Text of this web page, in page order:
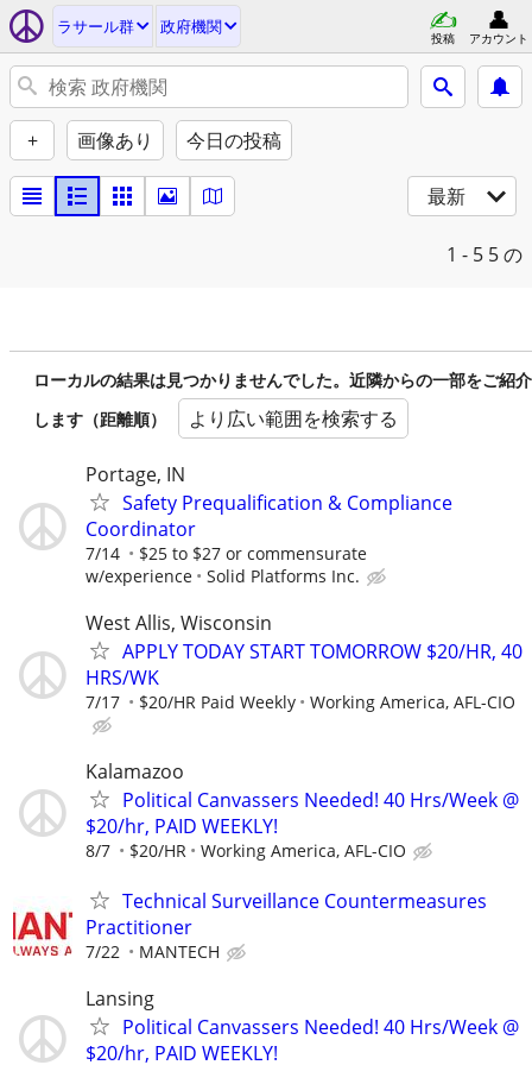
ラサール群 政府機関
投稿 アカウント
+ 画像あり 今日の投稿
最新
1 - 5 5 の
ローカルの結果は見つかりませんでした。近隣からの一部をご紹介
します（距離順）
より広い範囲を検索する
Portage, IN
Safety Prequalification & Compliance
Coordinator
7/14
$25 to $27 or commensurate
w/experience
Solid Platforms Inc.
West Allis, Wisconsin
APPLY TODAY START TOMORROW $20/HR, 40
HRS/WK
7/17 $20/HR Paid Weekly Working America, AFL-CIO
Kalamazoo
Political Canvassers Needed! 40 Hrs/Week @
$20/hr, PAID WEEKLY!
8/7 $20/HR Working America, AFL-CIO
Technical Surveillance Countermeasures
Practitioner
7/22 MANTECH
Lansing
Political Canvassers Needed! 40 Hrs/Week @
$20/hr, PAID WEEKLY!